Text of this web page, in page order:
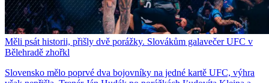
Měli psát historii, přišly dvě porážky. Slovákům galavečer UFC v
Bělehradě zhořkl
Slovensko mělo poprvé dva bojovníky na jedné kartě UFC, výhra